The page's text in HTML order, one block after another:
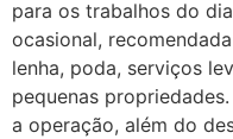
para os trabalhos do
ocasional,
lenha, poda, serviços
pequenas
a operação, além do